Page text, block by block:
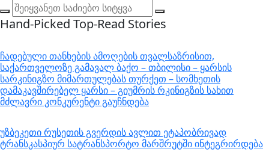
Hand-Picked Top-Read Stories
ჩადებული თანხების ამოღების თვალსაზრისით,
საქართველოზე გამავალ ბაქო – თბილისი – ყარსის
სარკინიგზო მიმართულებას თურქეთ – სომხეთის
დამაკავშირებელ ყარსი – გიუმრის რკინიგზის სახით
მძლავრი კონკურენტი გაუჩნდება
უზბეკეთი რუსეთის გვერდის ავლით ეტაპობრივად
ტრანსკასპიურ სატრანსპორტო მარშრუტში ინტეგრირდება